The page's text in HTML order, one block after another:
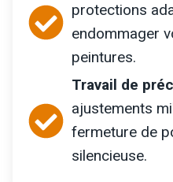
protections
endommager
peintures.
Travail de
ajustements
fermeture de
silencieuse.